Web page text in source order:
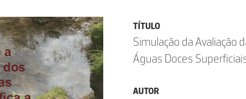
TÍTULO
Simulação da Avaliação
Águas Doces
AUTOR